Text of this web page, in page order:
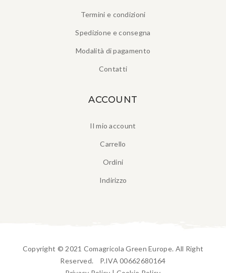
Termini e condizioni
Spedizione e consegna
Modalità di pagamento
Contatti
ACCOUNT
Il mio account
Carrello
Ordini
Indirizzo
Copyright © 2021 Comagricola Green Europe. All Right
Reserved. P.IVA 00662680164